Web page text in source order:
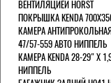
ВЕНТИЛЯЦИЕЙ HORST
ПОКРЫШКА KENDA
КАМЕРА АНТИПРОКОЛЬНАЯ
47/57-559 АВТО НИППЕЛЬ
КАМЕРА KENDA 28-29" Х
НИППЕЛЬ